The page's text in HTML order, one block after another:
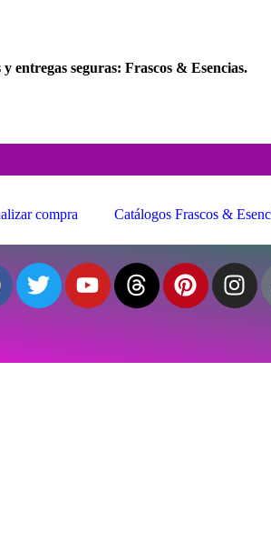
entregas seguras: Frascos & Esencias.
compra Catálogos Frascos &